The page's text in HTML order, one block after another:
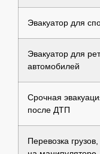
Эвакуатор для
Эвакуатор для
автомобилей
Срочная
после ДТП
Перевозка